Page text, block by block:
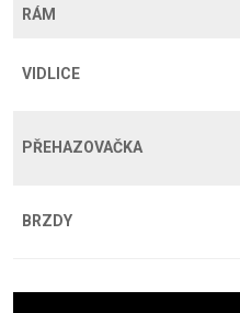
RÁM
VIDLICE
PŘEHAZOVAČKA
BRZDY